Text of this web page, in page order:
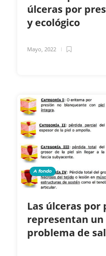
úlceras por
y ecológico
Mayo, 2022
A fondo
Las úlceras por
representan
problema de